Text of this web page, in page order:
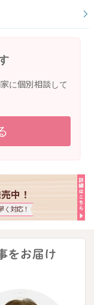
に個別相談して
中！
く対応！